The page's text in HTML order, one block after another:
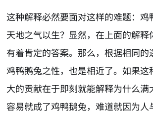
这种解释必然要面对这样的难题：鸡
天地之气以生？显然，在上面的解释
有着肯定的答案。那么，根据相同的
鸡鸭鹅兔之性，也是相近了。如果这
大的贡献在于即刻就能解释为什么满
容易就成了鸡鸭鹅兔，难道就因为人